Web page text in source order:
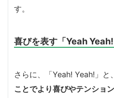
す。
喜びを表す「Yeah Yeah!
さらに、「Yeah! Yeah!」と、
ことでより喜びやテンショ